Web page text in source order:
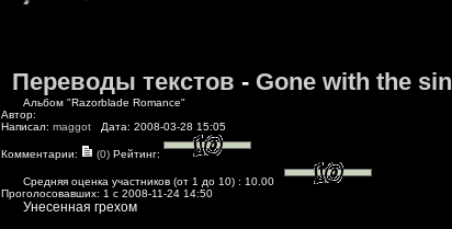
Переводы текстов - Gone with the sin
Альбом "Razorblade Romance"
Автор:
Написал: maggot Дата: 2008-03-28 15:05
Комментарии: (0) Рейтинг:
Средняя оценка участников (от 1 до 10) : 10.00
Проголосовавших: 1 с 2008-11-24 14:50
Унесенная грехом